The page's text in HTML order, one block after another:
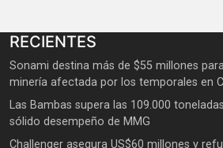
RECIENTES
Sonami destina más de $55 millones
minería afectada por los temporales en
Las Bambas supera las 109.000
sólido desempeño de MMG
Challenger asegura US$60 millones y